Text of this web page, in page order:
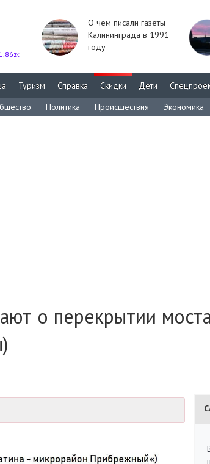
О чём писали газеты
Калининграда в 1991
году
Туризм Справка Скидки Дети
Политика Происшествия Экономика
о перекрытии